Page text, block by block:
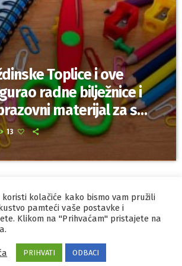
Toplice i ove
radne bilježnice i
materijal za sve
13
ORBISkolačiće kako bismo vam pružili
pamteći vaše postavke i
Klikom na "Prihvaćam" pristajete na
PRIHVATI ODBACI